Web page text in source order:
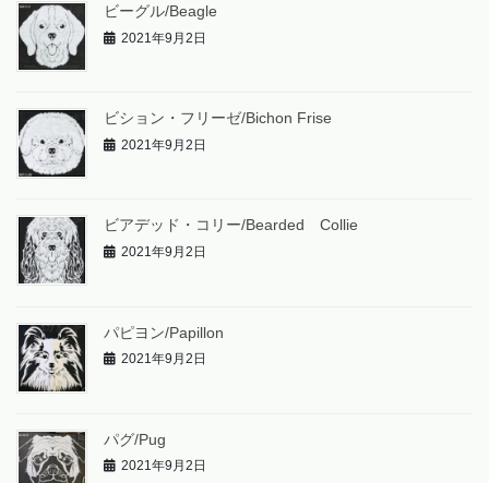
ビーグル/Beagle
2021年9月2日
ビション・フリーゼ/Bichon Frise
2021年9月2日
ビアデッド・コリー/Bearded Collie
2021年9月2日
パピヨン/Papillon
2021年9月2日
パグ/Pug
2021年9月2日